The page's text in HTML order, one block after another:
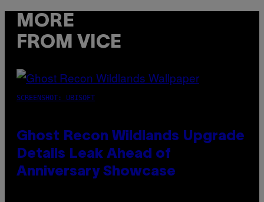
MORE
FROM VICE
SCREENSHOT: UBISOFT
Ghost Recon Wildlands Upgrade
Details Leak Ahead of
Anniversary Showcase